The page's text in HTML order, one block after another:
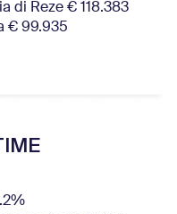
di Reze € 118.383
€ 99.935